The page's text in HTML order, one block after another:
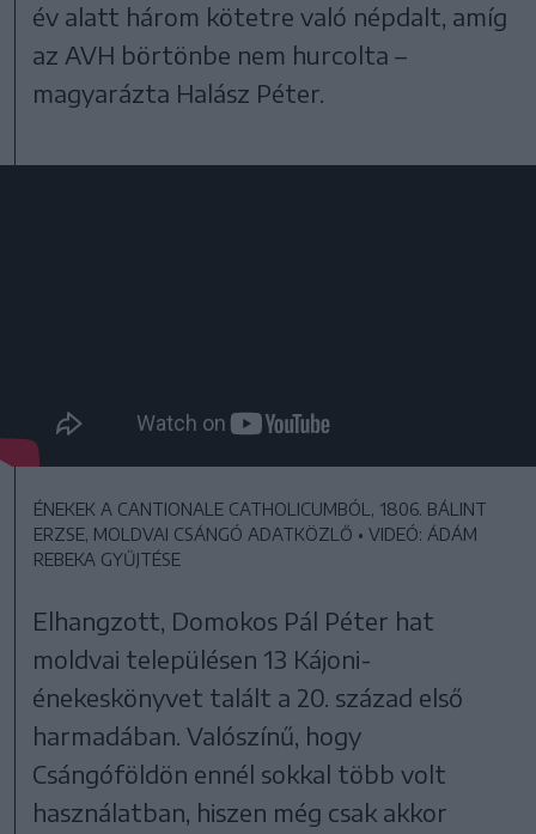
év alatt három kötetre való népdalt, amíg
az AVH börtönbe nem hurcolta –
magyarázta Halász Péter.
ÉNEKEK A CANTIONALE CATHOLICUMBÓL, 1806. BÁLINT
ERZSE, MOLDVAI CSÁNGÓ ADATKÖZLŐ • VIDEÓ: ÁDÁM
REBEKA GYŰJTÉSE
Elhangzott, Domokos Pál Péter hat
moldvai településen 13 Kájoni-
énekeskönyvet talált a 20. század első
harmadában. Valószínű, hogy
Csángóföldön ennél sokkal több volt
használatban, hiszen még csak akkor